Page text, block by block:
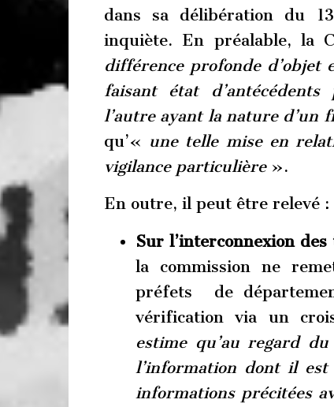
dans sa délibération du
inquiète. En préalable, la
différence profonde d’objet
faisant état
l’autre ayant la nature d’un
qu’« une telle mise en
vigilance particulière».
En outre, il peut être relevé :
Sur l’interconnexion
la commission ne
préfets de
vérification via un
estime qu’au regard
l’information dont il est
informations précitées